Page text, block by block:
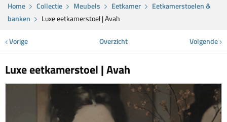
Home Collectie Meubels Eetkamer
Eetkamerstoelen &
banken
Luxe eetkamerstoel | Avah
Vorige Overzicht Volgende
Luxe eetkamerstoel | Avah